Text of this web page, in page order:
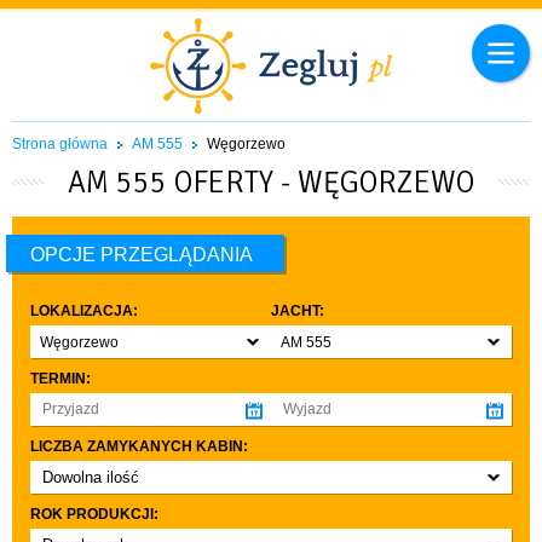
Strona główna AM 555 Węgorzewo
AM 555 OFERTY - WĘGORZEWO
OPCJE PRZEGLĄDANIA
LOKALIZACJA:
Węgorzewo
JACHT:
AM 555
TERMIN:
LICZBA ZAMYKANYCH KABIN:
Dowolna ilość
co najmniej 1
co najmniej 2
ROK PRODUKCJI: